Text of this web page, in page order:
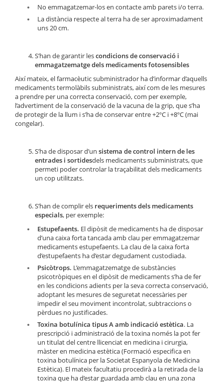
No emmagatzemar-los en contacte amb parets i/o terra.
La distància respecte al terra ha de ser aproximadament
uns 20 cm.
S’han de garantir lescondicions de conservació i
emmagatzematge dels medicaments fotosensibles
Així mateix, el farmacèutic subministrador ha d’informar d’aquells
medicaments termolàbils subministrats, així com de les mesures
a prendre per una correcta conservació, com per exemple,
l’advertiment de la conservació de la vacuna de la grip, que s’ha
de protegir de la llum i s’ha de conservar entre +2ºC i +8ºC (mai
congelar).
S’ha de disposar d’un sistema de control intern de les
entrades i sortidesdels medicaments subministrats, que
permeti poder controlar la traçabilitat dels medicaments
un cop utilitzats.
S’han de complir els requeriments dels medicaments
especials, per exemple:
Estupefaents. El dipòsit de medicaments ha de disposar
d’una caixa forta tancada amb clau per emmagatzemar
medicaments estupefaents. La clau de la caixa forta
d’estupefaents ha d’estar degudament custodiada.
Psicòtrops. L’emmagatzematge de substàncies
psicotròpiques en el dipòsit de medicaments s’ha de fer
en les condicions adients per la seva correcta conservació,
adoptant les mesures de seguretat necessàries per
impedir el seu moviment incontrolat, subtraccions o
pèrdues no justificades.
Toxina botulínica tipus A amb indicació estètica. La
prescripció i administració de la toxina només la pot fer
un titulat del centre llicenciat en medicina i cirurgia,
màster en medicina estètica (Formació especifica en
toxina botulínica per la Societat Espanyola de Medicina
Estètica). El mateix facultatiu procedirà a la retirada de la
toxina que ha d’estar guardada amb clau en una zona